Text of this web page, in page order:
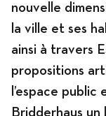
Agenda
nouvelle
la ville et ses
ainsi à travers
propositions
l’espace
Bridderhaus un